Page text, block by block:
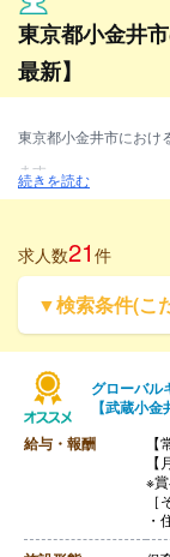
東京都小金井
最新】
東京都小金井市における
ます。
募集資格別に見ると、
雇用形態別に見ると
施設形態別に見ると
他求人が53.3%となり
続きを読む
求人数21 件
▼検索条件(こ
グローバル
【武蔵小
給与・報酬
【
※
・
※